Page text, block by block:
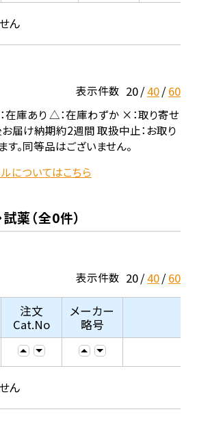
ん
表示件数 20 40 60
在庫あり △：在庫わずか ×：取り寄せ
届け納期約2週間 取扱中止：お取り
。同等品はございません。
についてはこちら
薬（全0件）
表示件数 20 40 60
注文
Cat.No
メーカー
略号
ん